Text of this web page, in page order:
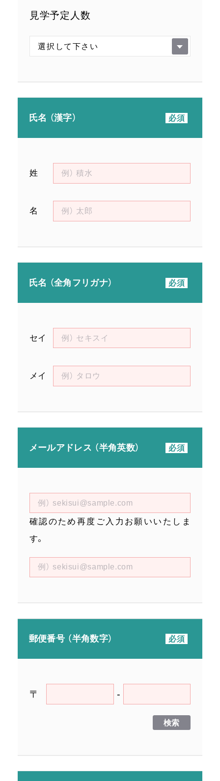
見学予定人数
氏名 （漢字）
姓
名
氏名 （全角フリガナ）
セイ
メイ
メールアドレス （半角英数）
確認のため再度ご入力お願いいたしま
す。
郵便番号 （半角数字）
〒 -
検索